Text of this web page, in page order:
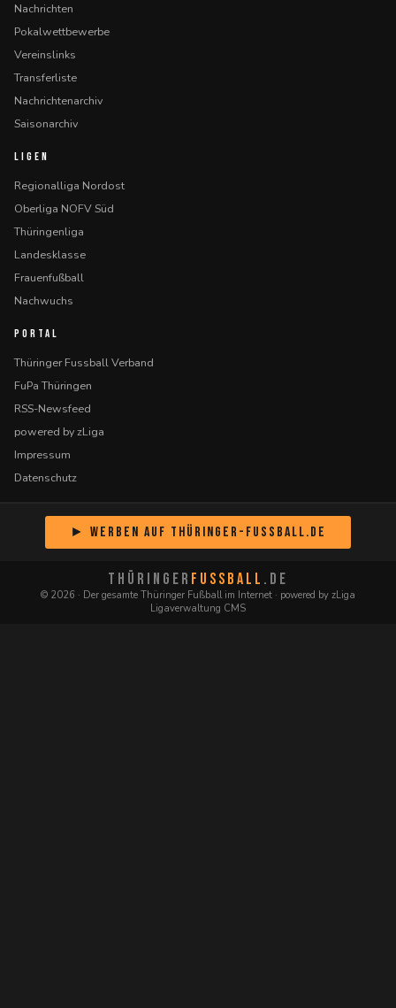
Nachrichten
Pokalwettbewerbe
Vereinslinks
Transferliste
Nachrichtenarchiv
Saisonarchiv
LIGEN
Regionalliga Nordost
Oberliga NOFV Süd
Thüringenliga
Landesklasse
Frauenfußball
Nachwuchs
PORTAL
Thüringer Fussball Verband
FuPa Thüringen
RSS-Newsfeed
powered by zLiga
Impressum
Datenschutz
► Werben auf Thüringer-Fussball.de
THÜRINGER FUSSBALL .DE
© 2026 · Der gesamte Thüringer Fußball im Internet · powered by zLiga
Ligaverwaltung CMS